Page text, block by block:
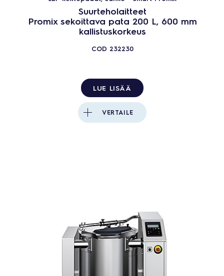
Suurteholaitteet
Promix sekoittava pata 200 L, 600 mm
kallistuskorkeus
COD 232230
LUE LISÄÄ
VERTAILE